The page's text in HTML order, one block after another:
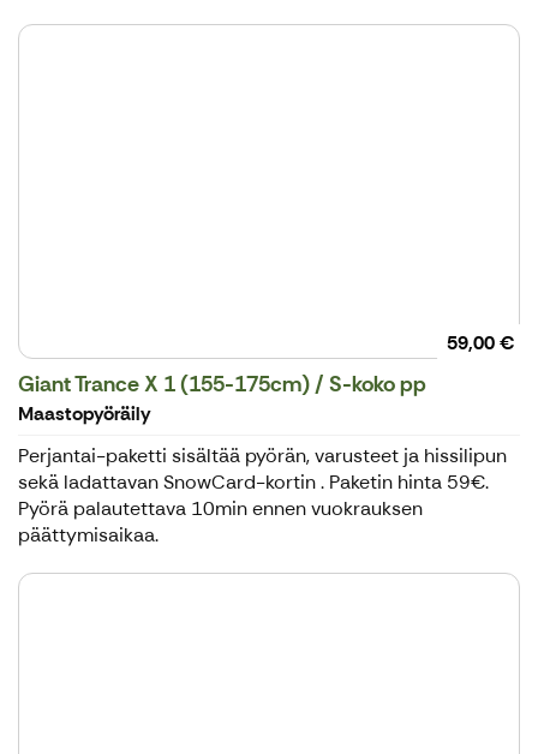
59,00 €
Giant Trance X 1 (155-175cm) / S-koko pp
Maastopyöräily
Perjantai-paketti sisältää pyörän, varusteet ja hissilipun
sekä ladattavan SnowCard-kortin . Paketin hinta 59€.
Pyörä palautettava 10min ennen vuokrauksen
päättymisaikaa.